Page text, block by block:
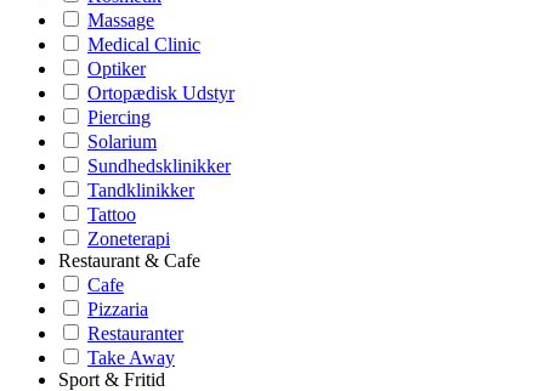
Massage
Medical Clinic
Optiker
Ortopædisk Udstyr
Piercing
Solarium
Sundhedsklinikker
Tandklinikker
Tattoo
Zoneterapi
Restaurant & Cafe
Cafe
Pizzaria
Restauranter
Take Away
Sport & Fritid